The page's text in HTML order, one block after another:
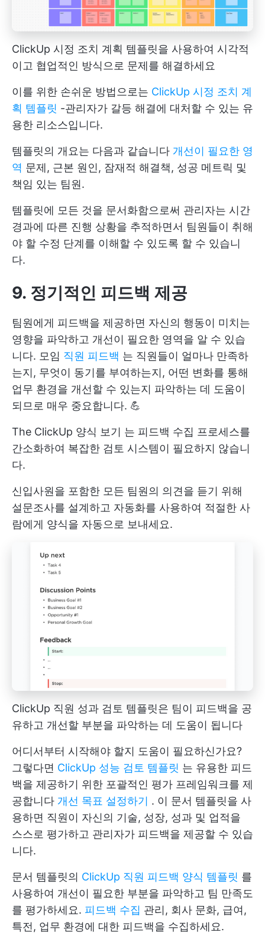
ClickUp 시정 조치 계획 템플릿을 사용하여 시각적
이고 협업적인 방식으로 문제를 해결하세요
이를 위한 손쉬운 방법으로는 ClickUp 시정 조치 계
획 템플릿 -관리자가 갈등 해결에 대처할 수 있는 유
용한 리소스입니다.
템플릿의 개요는 다음과 같습니다 개선이 필요한 영
역 문제, 근본 원인, 잠재적 해결책, 성공 메트릭 및
책임 있는 팀원.
템플릿에 모든 것을 문서화함으로써 관리자는 시간
경과에 따른 진행 상황을 추적하면서 팀원들이 취해
야 할 수정 단계를 이해할 수 있도록 할 수 있습니
다.
9. 정기적인 피드백 제공
팀원에게 피드백을 제공하면 자신의 행동이 미치는
영향을 파악하고 개선이 필요한 영역을 알 수 있습
니다. 모임 직원 피드백 는 직원들이 얼마나 만족하
는지, 무엇이 동기를 부여하는지, 어떤 변화를 통해
업무 환경을 개선할 수 있는지 파악하는 데 도움이
되므로 매우 중요합니다. 💪
The ClickUp 양식 보기 는 피드백 수집 프로세스를
간소화하여 복잡한 검토 시스템이 필요하지 않습니
다.
신입사원을 포함한 모든 팀원의 의견을 듣기 위해
설문조사를 설계하고 자동화를 사용하여 적절한 사
람에게 양식을 자동으로 보내세요.
ClickUp 직원 성과 검토 템플릿은 팀이 피드백을 공
유하고 개선할 부분을 파악하는 데 도움이 됩니다
어디서부터 시작해야 할지 도움이 필요하신가요?
그렇다면 ClickUp 성능 검토 템플릿 는 유용한 피드
백을 제공하기 위한 포괄적인 평가 프레임워크를 제
공합니다 개선 목표 설정하기 . 이 문서 템플릿을 사
용하면 직원이 자신의 기술, 성장, 성과 및 업적을
스스로 평가하고 관리자가 피드백을 제공할 수 있습
니다.
문서 템플릿의 ClickUp 직원 피드백 양식 템플릿 를
사용하여 개선이 필요한 부분을 파악하고 팀 만족도
를 평가하세요. 피드백 수집 관리, 회사 문화, 급여,
특전, 업무 환경에 대한 피드백을 수집하세요.